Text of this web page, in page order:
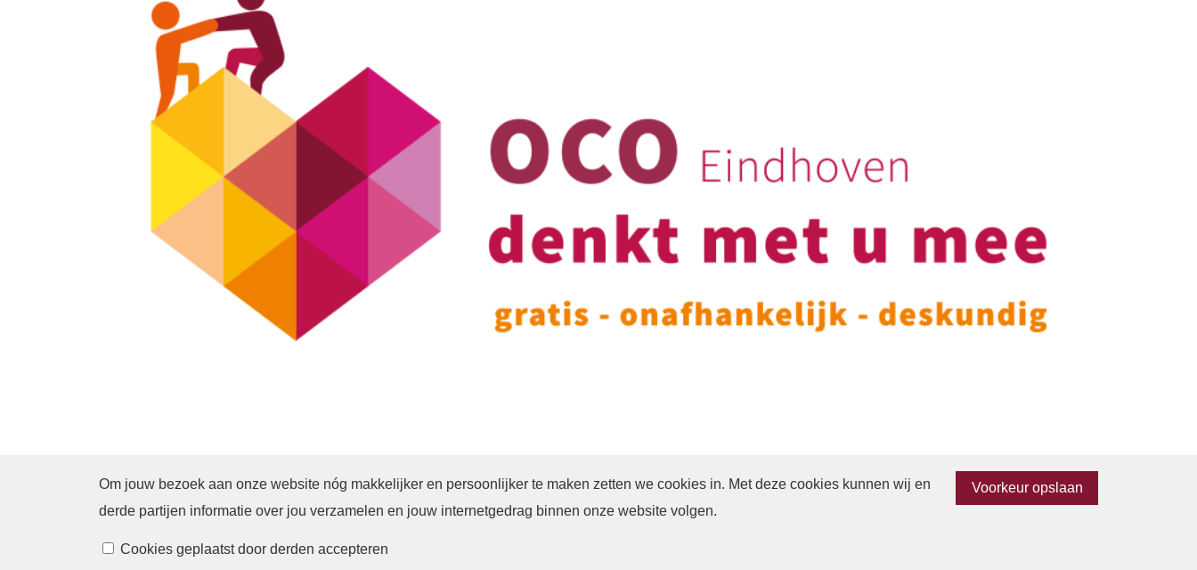
Om jouw bezoek aan onze website nóg makkelijker en persoonlijker te maken zetten we cookies in. Met deze cookies kunnen wij en
derde partijen informatie over jou verzamelen en jouw internetgedrag binnen onze website volgen.
Cookies geplaatst door derden accepteren
Voorkeur opslaan
Cookies beheren